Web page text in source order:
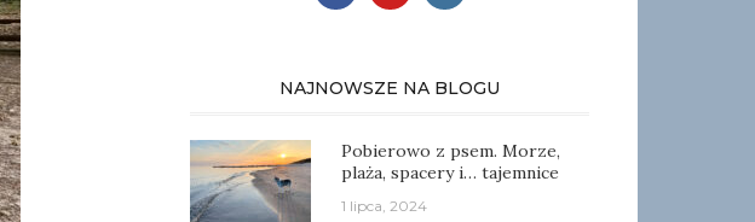
NAJNOWSZE NA BLOGU
Pobierowo z psem. Morze,
plaża, spacery i… tajemnice
1 lipca, 2024